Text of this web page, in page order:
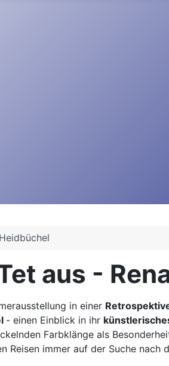
aus -
in einer
- einen Einblick in ihr
Farbklänge als
Reisen immer auf der Suche nach